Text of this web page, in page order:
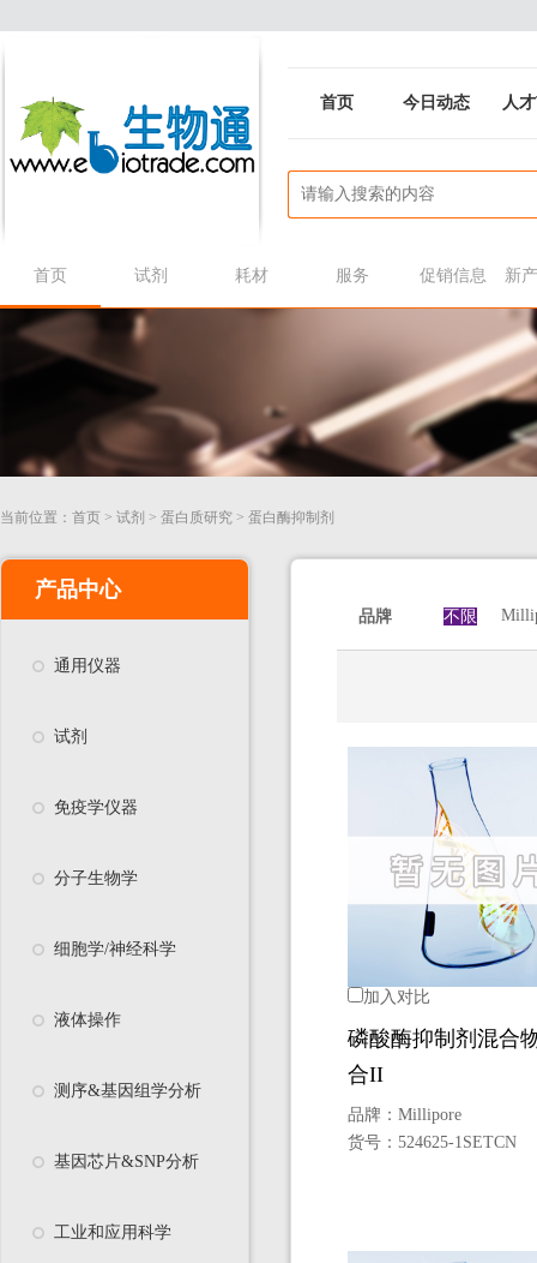
首页 今日动态 人
首页 试剂 耗材 服务 促销信息 新
当前位置： 首页 > 试剂 > 蛋白质研究 > 蛋白酶抑制剂
产品中心
通用仪器
试剂
免疫学仪器
分子生物学
细胞学/神经科学
液体操作
测序&基因组学分析
基因芯片&SNP分析
工业和应用科学
品牌 不限
加入对比
磷酸酶抑制剂混合
合II
品牌： Millipore
货号： 524625-1SETCN